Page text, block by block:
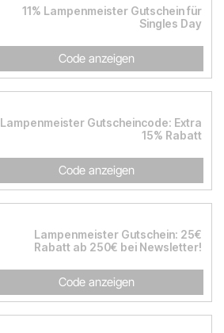
11% Lampenmeister Gutschein für
Singles Day
Code anzeigen
Lampenmeister Gutscheincode: Extra
15% Rabatt
Code anzeigen
Lampenmeister Gutschein: 25€
Rabatt ab 250€ bei Newsletter!
Code anzeigen